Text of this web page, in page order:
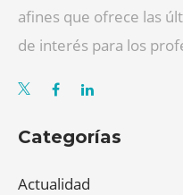
afines que ofrece las
de interés para los
Categorías
Actualidad